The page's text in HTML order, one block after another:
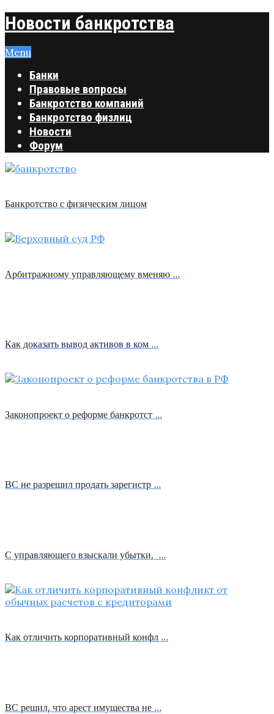
Новости банкротства
Menu
Банки
Правовые вопросы
Банкротство компаний
Банкротство физлиц
Новости
Форум
Банкротство с физическим лицом
Арбитражному управляющему вменяю …
Как доказать вывод активов в ком …
Законопроект о реформе банкротст …
ВС не разрешил продать зарегистр …
С управляющего взыскали убытки, …
Как отличить корпоративный конфл …
ВС решил, что арест имущества не …